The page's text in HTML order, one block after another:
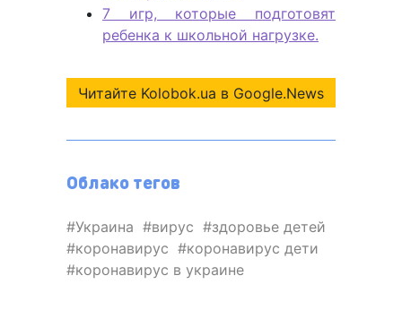
7 игр, которые подготовят
ребенка к школьной нагрузке.
Читайте Kolobok.ua в Google.News
Облако тегов
Украина вирус
здоровье детей
коронавирус
коронавирус дети
коронавирус в украине